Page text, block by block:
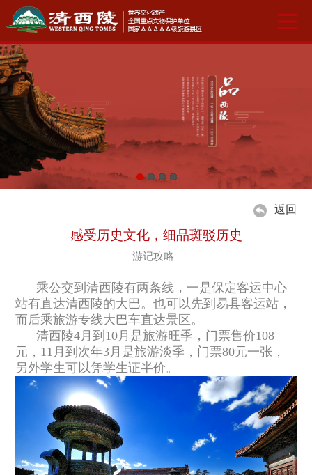
返回
感受历史文化，细品斑驳历史
游记攻略
乘公交到清西陵有两条线，一是保定客运中心
站有直达清西陵的大巴。也可以先到易县客运站，
而后乘旅游专线大巴车直达景区。
清西陵4月到10月是旅游旺季，门票售价108
元，11月到次年3月是旅游淡季，门票80元一张，
另外学生可以凭学生证半价。